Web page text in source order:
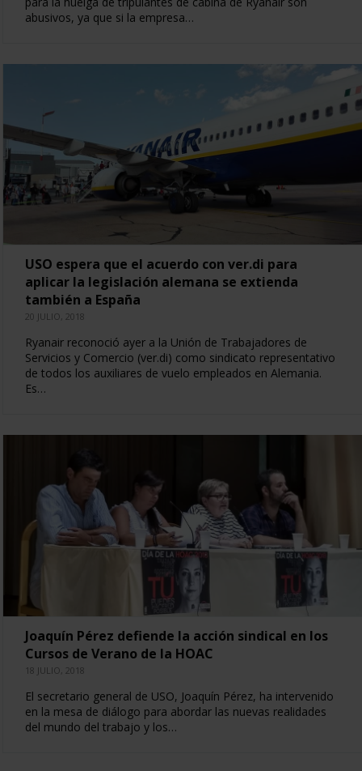
abusivos, ya que si la empresa…
USO espera que el acuerdo con ver.di para
aplicar la legislación alemana se extienda
también a España
20 JULIO, 2018
Ryanair reconoció ayer a la Unión de Trabajadores de
Servicios y Comercio (ver.di) como sindicato representativo
de todos los auxiliares de vuelo empleados en Alemania.
Es…
Joaquín Pérez defiende la acción sindical en los
Cursos de Verano de la HOAC
18 JULIO, 2018
El secretario general de USO, Joaquín Pérez, ha intervenido
en la mesa de diálogo para abordar las nuevas realidades
del mundo del trabajo y los…